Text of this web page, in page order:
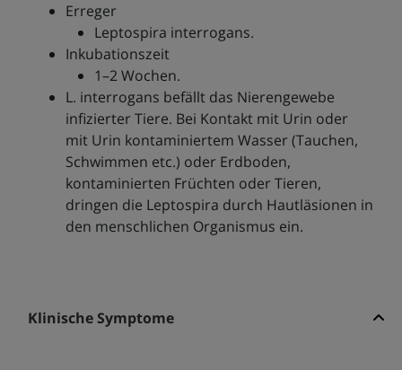
Erreger
Leptospira interrogans.
Inkubationszeit
1–2 Wochen.
L. interrogans befällt das Nierengewebe
infizierter Tiere. Bei Kontakt mit Urin oder
mit Urin kontaminiertem Wasser (Tauchen,
Schwimmen etc.) oder Erdboden,
kontaminierten Früchten oder Tieren,
dringen die Leptospira durch Hautläsionen in
den menschlichen Organismus ein.
Klinische Symptome